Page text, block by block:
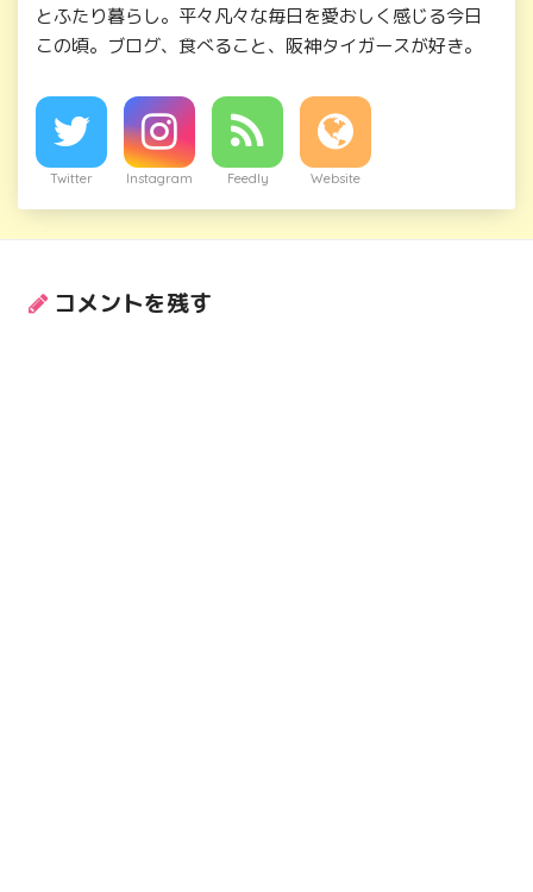
とふたり暮らし。平々凡々な毎日を愛おしく感じる今日
この頃。ブログ、食べること、阪神タイガースが好き。
Twitter Instagram Feedly Website
コメントを残す